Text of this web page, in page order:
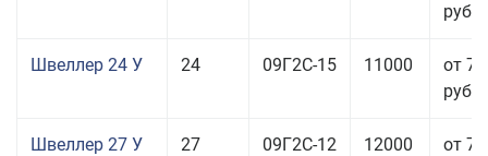
руб.
Швеллер 24 У 24 09Г2С-15 11000
от
руб.
Швеллер 27 У 27 09Г2С-12 12000
от